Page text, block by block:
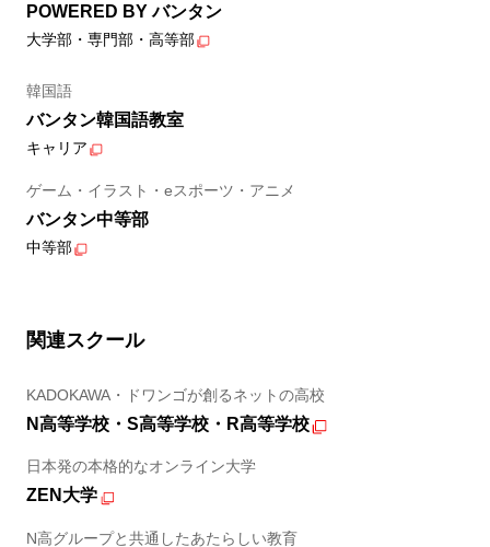
POWERED BY バンタン
大学部・専門部・高等部
韓国語
バンタン韓国語教室
キャリア
ゲーム・イラスト・eスポーツ・アニメ
バンタン中等部
中等部
関連スクール
KADOKAWA・ドワンゴが創るネットの高校
N高等学校・S高等学校・R高等学校
日本発の本格的なオンライン大学
ZEN大学
N高グループと共通したあたらしい教育